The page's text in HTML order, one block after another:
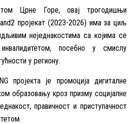
Црне Горе, овај трогодишњи
пројекат (2023-2026) има за циљ
неједнакостима са којима се
посебно у смислу
у региону.
пројекта је промоција дигиталне
образовању кроз призму социјалне
правичност и приступачност